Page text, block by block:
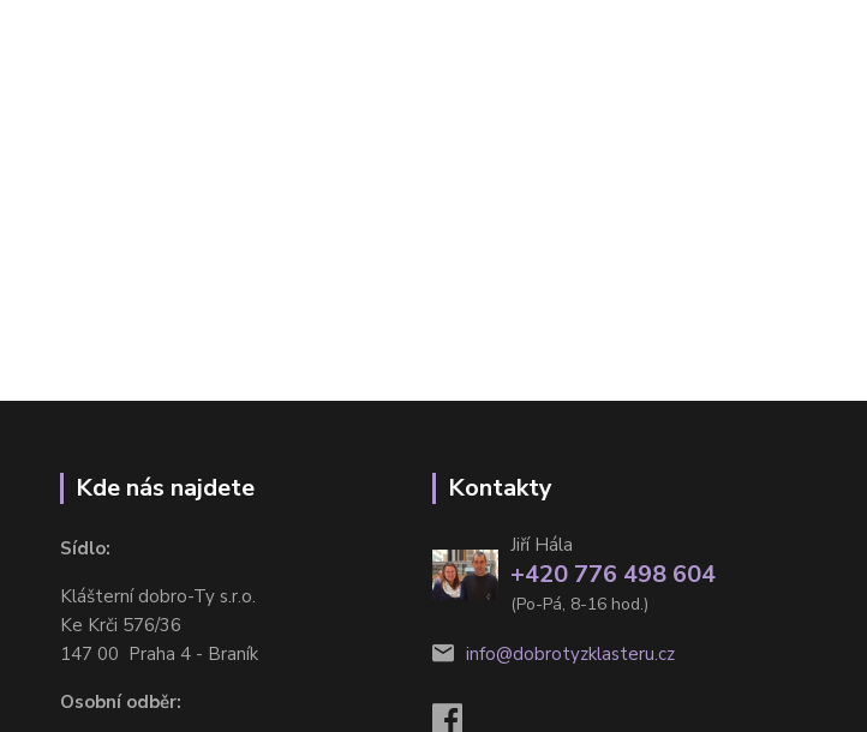
Kde nás najdete
Sídlo:
Klášterní dobro-Ty s.r.o.
Ke Krči 576/36
147 00 Praha 4 - Braník
Osobní odběr:
Kontakty
Jiří Hála
+420 776 498 604
(Po-Pá, 8-16 hod.)
info@dobrotyzklasteru.cz